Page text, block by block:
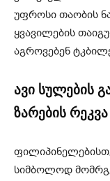
უფროსი თაობის
ყვავილების
აგროვებენ
ავი სულების
ზარების
სიმბოლოდ